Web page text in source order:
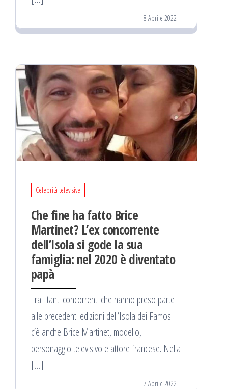
8 Aprile 2022
Celebrità televisive
Che fine ha fatto Brice
Martinet? L’ex concorrente
dell’Isola si gode la sua
famiglia: nel 2020 è diventato
papà
Tra i tanti concorrenti che hanno preso parte
alle precedenti edizioni dell’Isola dei Famosi
c’è anche Brice Martinet, modello,
personaggio televisivo e attore francese. Nella
[…]
7 Aprile 2022